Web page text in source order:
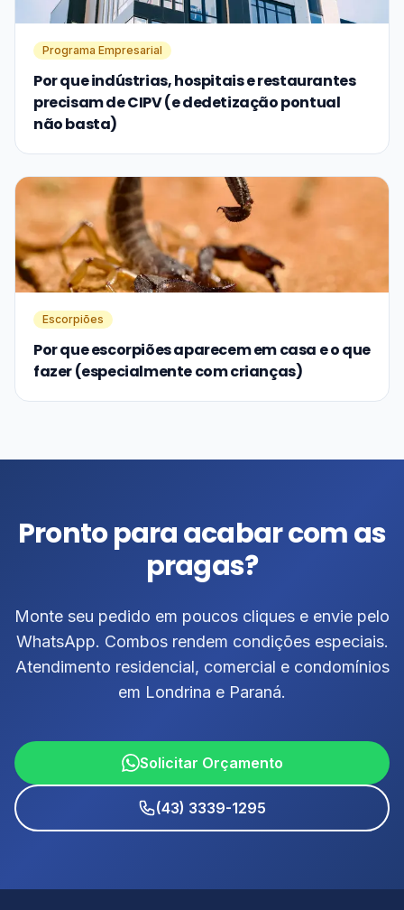
Programa Empresarial
Por que indústrias, hospitais e restaurantes
precisam de CIPV (e dedetização pontual
não basta)
Escorpiões
Por que escorpiões aparecem em casa e o que
fazer (especialmente com crianças)
Pronto para acabar com as
pragas?
Monte seu pedido em poucos cliques e envie pelo
WhatsApp. Combos rendem condições especiais.
Atendimento residencial, comercial e condomínios
em Londrina e Paraná.
Solicitar Orçamento
(43) 3339-1295